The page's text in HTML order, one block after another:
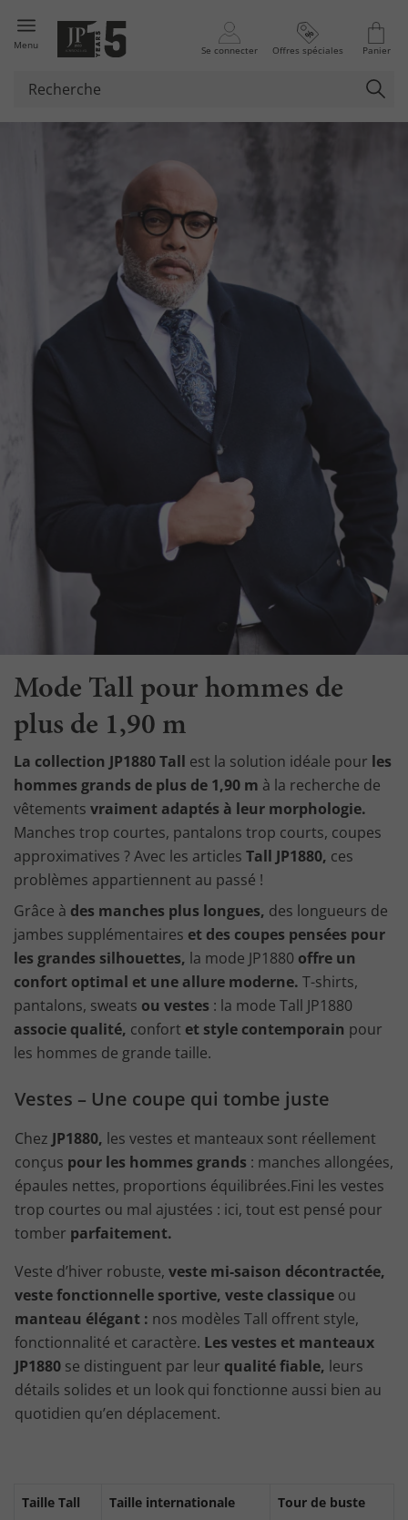
Menu Se connecter Offres spéciales Panier
Mode Tall pour hommes de
plus de 1,90 m
La collection JP1880 Tall est la solution idéale pour les
hommes grands de plus de 1,90 m à la recherche de
vêtements vraiment adaptés à leur morphologie.
Manches trop courtes, pantalons trop courts, coupes
approximatives ? Avec les articles Tall JP1880, ces
problèmes appartiennent au passé !
Grâce à des manches plus longues, des longueurs de
jambes supplémentaires et des coupes pensées pour
les grandes silhouettes, la mode JP1880 offre un
confort optimal et une allure moderne. T-shirts,
pantalons, sweats ou vestes : la mode Tall JP1880
associe qualité, confort et style contemporain pour
les hommes de grande taille.
Vestes – Une coupe qui tombe juste
Chez JP1880, les vestes et manteaux sont réellement
conçus pour les hommes grands : manches allongées,
épaules nettes, proportions équilibrées.Fini les vestes
trop courtes ou mal ajustées : ici, tout est pensé pour
tomber parfaitement.
Veste d’hiver robuste, veste mi-saison décontractée,
veste fonctionnelle sportive, veste classique ou
manteau élégant : nos modèles Tall offrent style,
fonctionnalité et caractère. Les vestes et manteaux
JP1880 se distinguent par leur qualité fiable, leurs
détails solides et un look qui fonctionne aussi bien au
quotidien qu’en déplacement.
Taille Tall Taille internationale Tour de buste